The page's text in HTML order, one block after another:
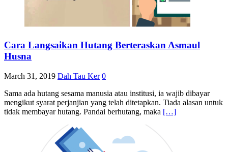
Cara Langsaikan Hutang Berteraskan Asmaul
Husna
March 31, 2019 Dah Tau Ker 0
Sama ada hutang sesama manusia atau institusi, ia wajib dibayar
mengikut syarat perjanjian yang telah ditetapkan. Tiada alasan untuk
tidak membayar hutang. Pandai berhutang, maka […]